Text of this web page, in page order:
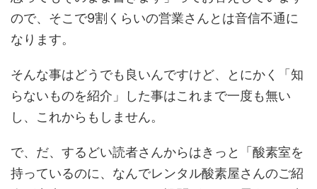
ので、そこで9割くらいの営業さんとは音信不通に
なります。
そんな事はどうでも良いんですけど、とにかく「知
らないものを紹介」した事はこれまで一度も無い
し、これからもしません。
で、だ、するどい読者さんからはきっと「酸素室を
持っているのに、なんでレンタル酸素屋さんのご紹